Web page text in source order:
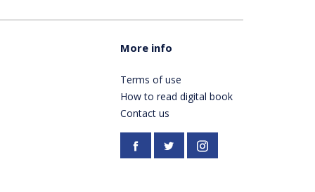
More info
Terms of use
How to read digital book
Contact us
Facebookhttps://twitter.com/
Instagram